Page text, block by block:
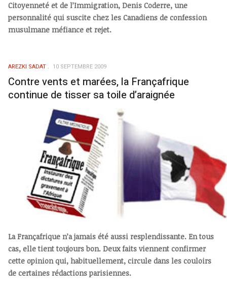
Citoyenneté et de l’Immigration, Denis Coderre, une
personnalité qui suscite chez les Canadiens de confession
musulmane méfiance et rejet.
AREZKI SADAT 10 SEPTEMBRE 2009
Contre vents et marées, la Françafrique
continue de tisser sa toile d’araignée
La Françafrique n’a jamais été aussi resplendissante. En tous
cas, elle tient toujours bon. Deux faits viennent confirmer
cette opinion qui, habituellement, circule dans les couloirs
de certaines rédactions parisiennes.